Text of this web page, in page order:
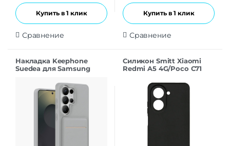
Купить в 1 клик
Сравнение
Купить в 1 клик
Сравнение
Накладка Keephone
Suedea для Samsung
Силикон Smitt Xiaomi
Redmi A5 4G/Poco C71